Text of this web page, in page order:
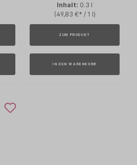
Inhalt: 0.3 l
(49,83 €* / 1 l)
ZUM PRODUKT
IN DEN WARENKORB